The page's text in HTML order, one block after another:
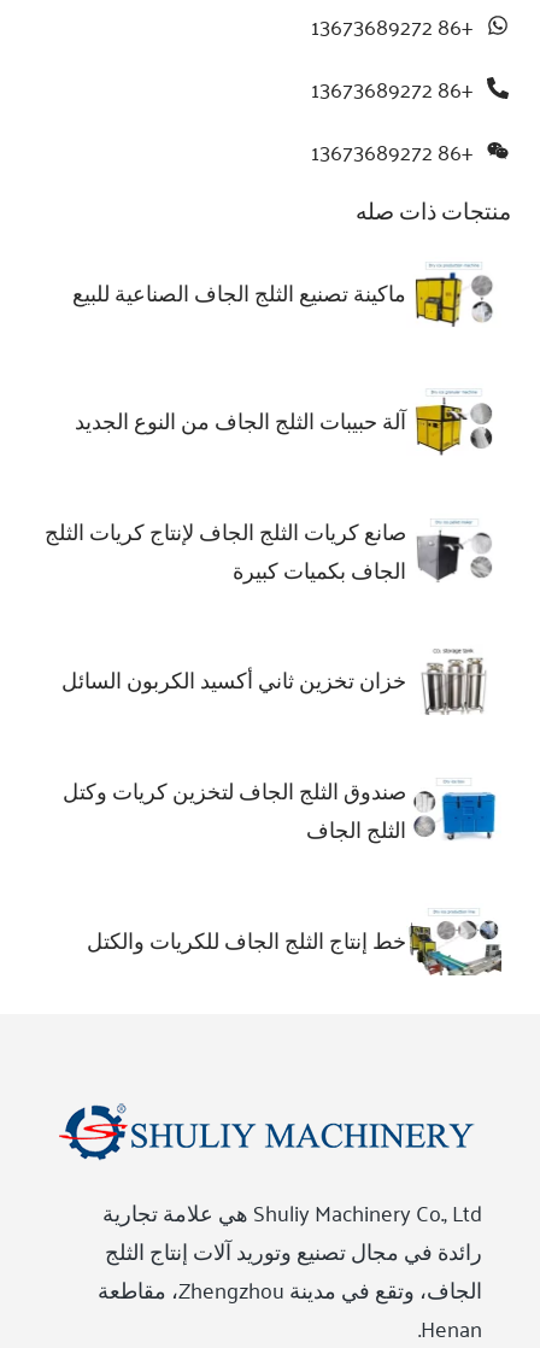
+86 13673689272
+86 13673689272
+86 13673689272
منتجات ذات صله
ماكينة تصنيع الثلج الجاف الصناعية للبيع
آلة حبيبات الثلج الجاف من النوع الجديد
صانع كريات الثلج الجاف لإنتاج كريات الثلج
الجاف بكميات كبيرة
خزان تخزين ثاني أكسيد الكربون السائل
صندوق الثلج الجاف لتخزين كريات وكتل
الثلج الجاف
خط إنتاج الثلج الجاف للكريات والكتل
Shuliy Machinery Co., Ltd هي علامة تجارية
رائدة في مجال تصنيع وتوريد آلات إنتاج الثلج
الجاف، وتقع في مدينة Zhengzhou، مقاطعة
Henan.